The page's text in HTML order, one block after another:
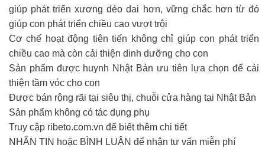
giúp phát triển xương dẻo dai hơn, vững chắc hơn từ đó
giúp con phát triển chiều cao vượt trội
Cơ chế hoạt động tiên tiến không chỉ giúp con phát triển
chiều cao mà còn cải thiện dinh dưỡng cho con
Sản phẩm được huynh Nhật Bản ưu tiên lựa chọn để cải
thiện tầm vóc cho con
Được bán rộng rãi tại siêu thị, chuỗi cửa hàng tại Nhật Bản
Sản phẩm không có tác dụng phụ
Truy cập ribeto.com.vn để biết thêm chi tiết
NHẮN TIN hoặc BÌNH LUẬN để nhận tư vấn miễn phí